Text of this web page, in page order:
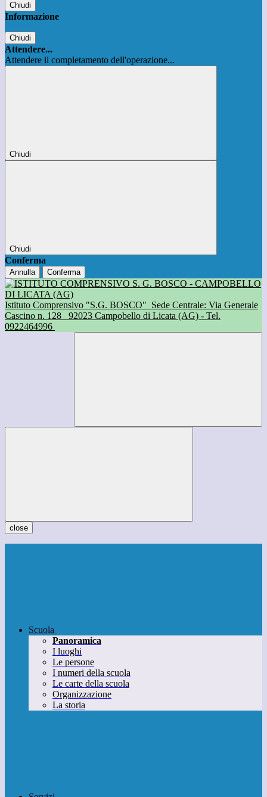
Chiudi
Informazione
Chiudi
Attendere...
Attendere il completamento dell'operazione...
Chiudi
Chiudi
Conferma
Annulla Conferma
Istituto Comprensivo "S.G. BOSCO" Sede Centrale: Via Generale
Cascino n. 128
92023 Campobello di Licata (AG) - Tel.
0922464996
close
Scuola
Panoramica
I luoghi
Le persone
I numeri della scuola
Le carte della scuola
Organizzazione
La storia